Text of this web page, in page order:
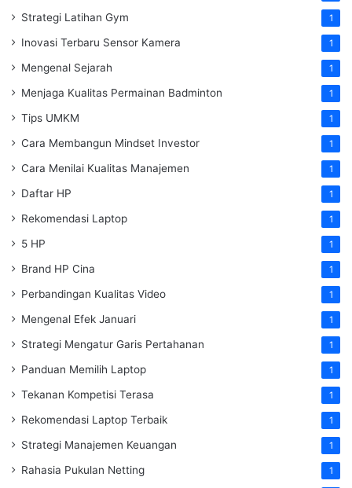
Strategi Latihan Gym 1
Inovasi Terbaru Sensor Kamera 1
Mengenal Sejarah 1
Menjaga Kualitas Permainan Badminton 1
Tips UMKM 1
Cara Membangun Mindset Investor 1
Cara Menilai Kualitas Manajemen 1
Daftar HP 1
Rekomendasi Laptop 1
5 HP 1
Brand HP Cina 1
Perbandingan Kualitas Video 1
Mengenal Efek Januari 1
Strategi Mengatur Garis Pertahanan 1
Panduan Memilih Laptop 1
Tekanan Kompetisi Terasa 1
Rekomendasi Laptop Terbaik 1
Strategi Manajemen Keuangan 1
Rahasia Pukulan Netting 1